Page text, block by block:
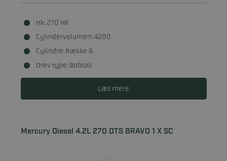
Hk: 270 HK
Cylindervolumen: 4200
Cylindre: Række 6
Drev type: Bobtail
Læs mere
Mercury Diesel 4.2L 270 DTS BRAVO 1 X SC